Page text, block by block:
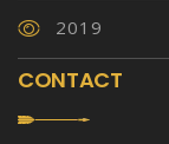
2019
CONTACT